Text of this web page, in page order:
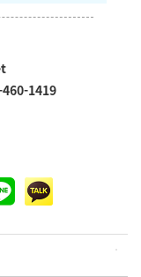
460-1419